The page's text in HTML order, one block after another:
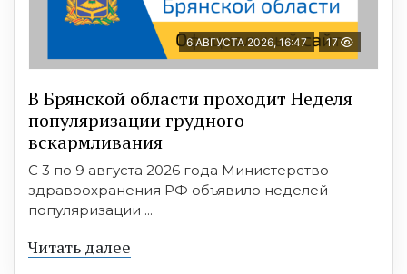
6 АВГУСТА 2026, 16:47 17
В Брянской области проходит Неделя
популяризации грудного
вскармливания
С 3 по 9 августа 2026 года Министерство
здравоохранения РФ объявило неделей
популяризации ...
Читать далее